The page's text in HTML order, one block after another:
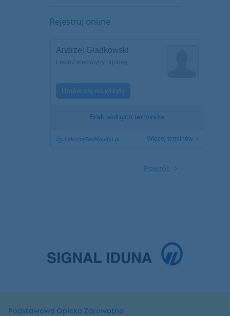
Rejestruj online
Andrzej Gładkowski
Lekarz medycyny ogólnej
Umów się na wizytę
Brak wolnych terminów.
Więcej terminów ›
Powrót
Podstawowa Opieka Zdrowotna